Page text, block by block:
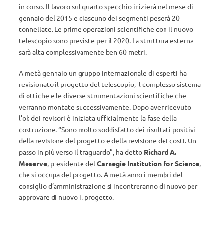
in corso. Il lavoro sul quarto specchio inizierà nel mese di
gennaio del 2015 e ciascuno dei segmenti peserà 20
tonnellate. Le prime operazioni scientifiche con il nuovo
telescopio sono previste per il 2020. La struttura esterna
sarà alta complessivamente ben 60 metri.
A metà gennaio un gruppo internazionale di esperti ha
revisionato il progetto del telescopio, il complesso sistema
di ottiche e le diverse strumentazioni scientifiche che
verranno montate successivamente. Dopo aver ricevuto
l’ok dei revisori è iniziata ufficialmente la fase della
costruzione. “Sono molto soddisfatto dei risultati positivi
della revisione del progetto e della revisione dei costi. Un
passo in più verso il traguardo”, ha detto Richard A.
Meserve, presidente del Carnegie Institution for Science,
che si occupa del progetto. A metà anno i membri del
consiglio d’amministrazione si incontreranno di nuovo per
approvare di nuovo il progetto.